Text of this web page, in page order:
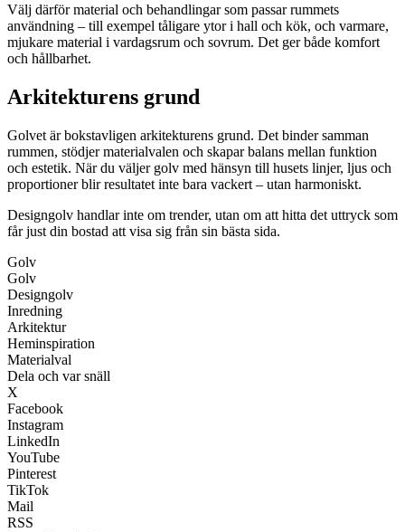
Välj därför material och behandlingar som passar rummets
användning – till exempel tåligare ytor i hall och kök, och varmare,
mjukare material i vardagsrum och sovrum. Det ger både komfort
och hållbarhet.
Arkitekturens grund
Golvet är bokstavligen arkitekturens grund. Det binder samman
rummen, stödjer materialvalen och skapar balans mellan funktion
och estetik. När du väljer golv med hänsyn till husets linjer, ljus och
proportioner blir resultatet inte bara vackert – utan harmoniskt.
Designgolv handlar inte om trender, utan om att hitta det uttryck som
får just din bostad att visa sig från sin bästa sida.
Golv
Golv
Designgolv
Inredning
Arkitektur
Heminspiration
Materialval
Dela och var snäll
X
Facebook
Instagram
LinkedIn
YouTube
Pinterest
TikTok
Mail
RSS